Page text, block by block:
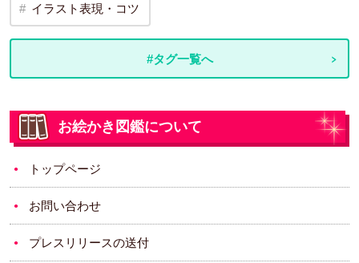
イラスト表現・コツ
#タグ一覧へ
お絵かき図鑑について
トップページ
お問い合わせ
プレスリリースの送付